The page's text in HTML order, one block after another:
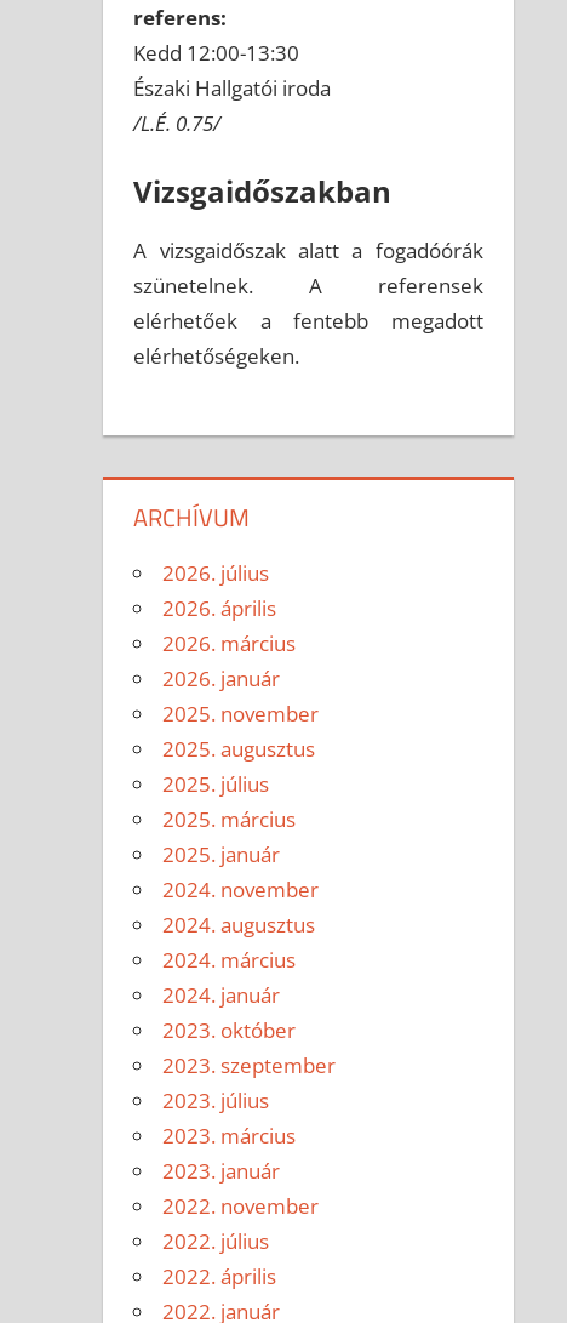
referens:
Kedd 12:00-13:30
Északi Hallgatói iroda
/L.É. 0.75/
Vizsgaidőszakban
A vizsgaidőszak alatt a fogadóórák
szünetelnek. A referensek
elérhetőek a fentebb megadott
elérhetőségeken.
ARCHÍVUM
2026. július
2026. április
2026. március
2026. január
2025. november
2025. augusztus
2025. július
2025. március
2025. január
2024. november
2024. augusztus
2024. március
2024. január
2023. október
2023. szeptember
2023. július
2023. március
2023. január
2022. november
2022. július
2022. április
2022. január